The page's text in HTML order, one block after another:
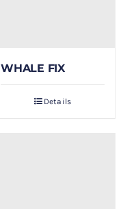
WHALE FIX
Details